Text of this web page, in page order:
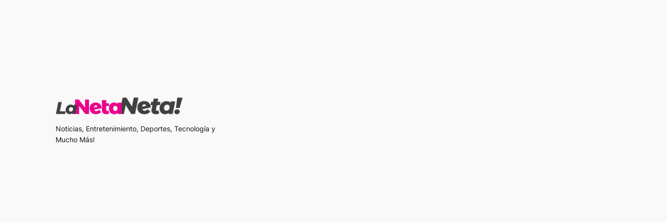
Noticias, Entretenimiento, Deportes, Tecnología y
Mucho Más!